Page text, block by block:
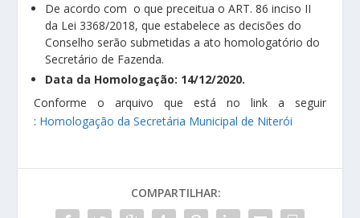
De acordo com o que preceitua o ART. 86 inciso II
da Lei 3368/2018, que estabelece as decisões do
Conselho serão submetidas a ato homologatório do
Secretário de Fazenda.
Data da Homologação: 14/12/2020.
Conforme o arquivo que está no link a seguir
: Homologação da Secretária Municipal de Niterói
COMPARTILHAR: